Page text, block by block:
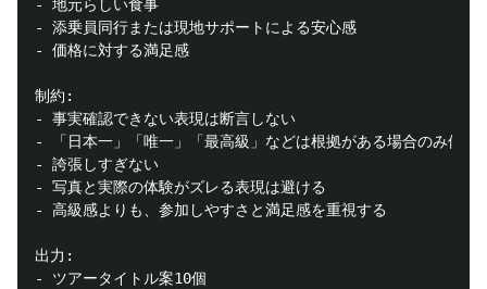
- 地元らしい食事
- 添乗員同行または現地サポートによる安心感
- 価格に対する満足感
制約:
- 事実確認できない表現は断言しない
- 「日本一」「唯一」「最高級」などは根拠がある場合のみ使う
- 誇張しすぎない
- 写真と実際の体験がズレる表現は避ける
- 高級感よりも、参加しやすさと満足感を重視する
出力:
- ツアータイトル案10個